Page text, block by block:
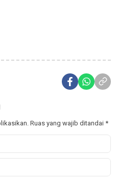
Ruas yang wajib ditandai *